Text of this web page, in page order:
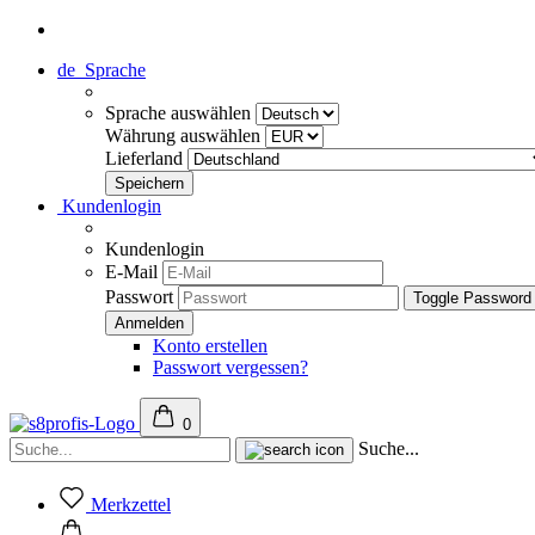
de Sprache
Sprache auswählen
Währung auswählen
Lieferland
Kundenlogin
Kundenlogin
E-Mail
Passwort
Toggle
Konto erstellen
Passwort vergessen?
0
Suche...
Merkzettel